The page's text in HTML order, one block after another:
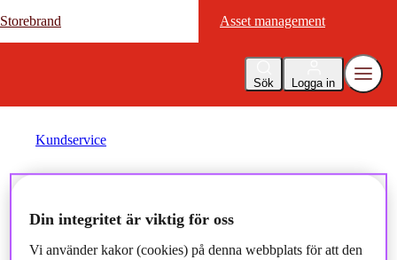
Storebrand Asset management
Sök Logga in
Storebrand Asset management
Kundservice
Driftinformation
Din integritet är viktig för oss
Vi använder kakor (cookies) på denna webbplats för att den